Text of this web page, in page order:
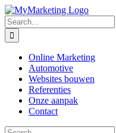
Skip
to
content
Search
for:
Online Marketing
Automotive
Websites bouwen
Referenties
Onze aanpak
Contact
Search